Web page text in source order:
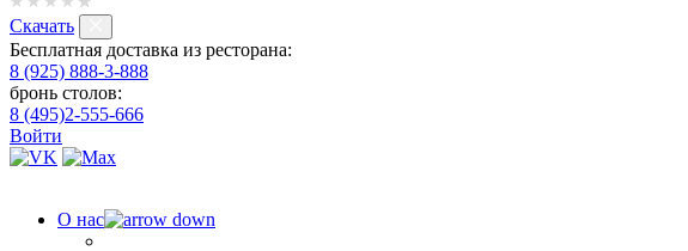
Скачать
Бесплатная доставка из ресторана:
8 (925) 888-3-888
бронь столов:
8 (495)2-555-666
Войти
О нас